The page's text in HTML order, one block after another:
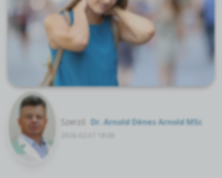
Szerző: Dr. Arnold Dénes Arnold MSc